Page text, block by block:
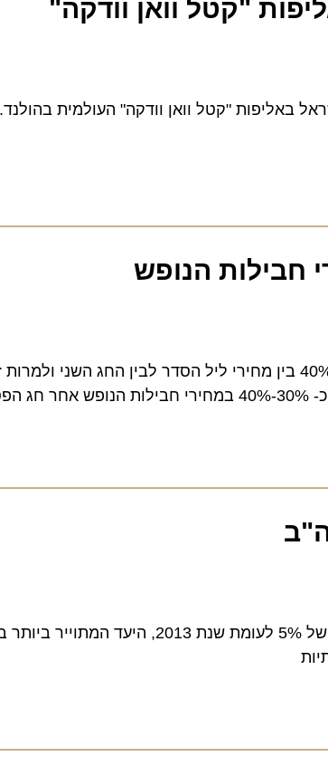
"קטל וואן וודקה"
פסח 2015 התאפיין השנה במגמה ייחודית ובמרכזה פער של כ-40% בין מחירי ליל הסדר לבין
מעל ל-62 מיליון מבקרים פקדו את אורלנדו בשנת 2014, עלייה של 5%